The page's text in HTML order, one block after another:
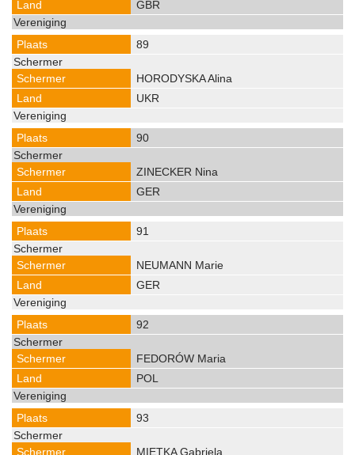
GBR
89
HORODYSKA Alina
UKR
90
ZINECKER Nina
GER
91
NEUMANN Marie
GER
92
FEDORÓW Maria
POL
93
MIETKA Gabriela